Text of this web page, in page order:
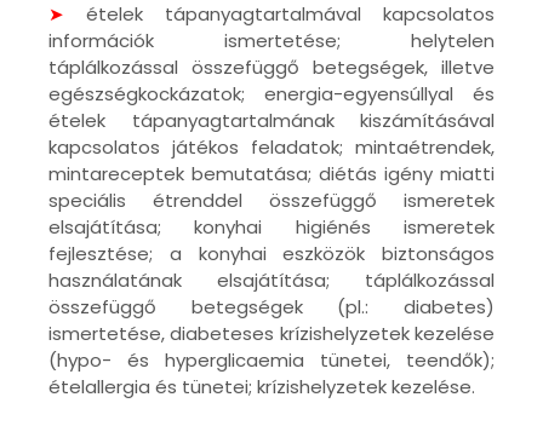
➤ ételek tápanyagtartalmával kapcsolatos
információk ismertetése; helytelen
táplálkozással összefüggő betegségek, illetve
egészségkockázatok; energia-egyensúllyal és
ételek tápanyagtartalmának kiszámításával
kapcsolatos játékos feladatok; mintaétrendek,
mintareceptek bemutatása; diétás igény miatti
speciális étrenddel összefüggő ismeretek
elsajátítása; konyhai higiénés ismeretek
fejlesztése; a konyhai eszközök biztonságos
használatának elsajátítása; táplálkozással
összefüggő betegségek (pl.: diabetes)
ismertetése, diabeteses krízishelyzetek kezelése
(hypo- és hyperglicaemia tünetei, teendők);
ételallergia és tünetei; krízishelyzetek kezelése.